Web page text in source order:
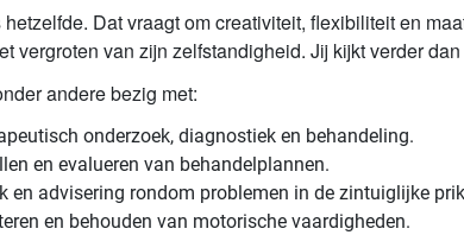
Dat vraagt om creativiteit, flexibiliteit en
vergroten van zijn zelfstandigheid. Jij kijkt verder
andere bezig met:
onderzoek, diagnostiek en behandeling.
en evalueren van behandelplannen.
en advisering rondom problemen in de zintuiglijke
en behouden van motorische vaardigheden.